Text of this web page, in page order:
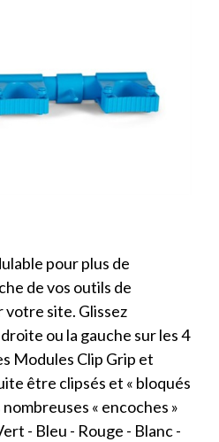
pour plus de
de vos outils de
site. Glissez
ou la gauche sur les 4
Modules Clip Grip et
être clipsés et « bloqués
« encoches »
- Bleu - Rouge - Blanc -